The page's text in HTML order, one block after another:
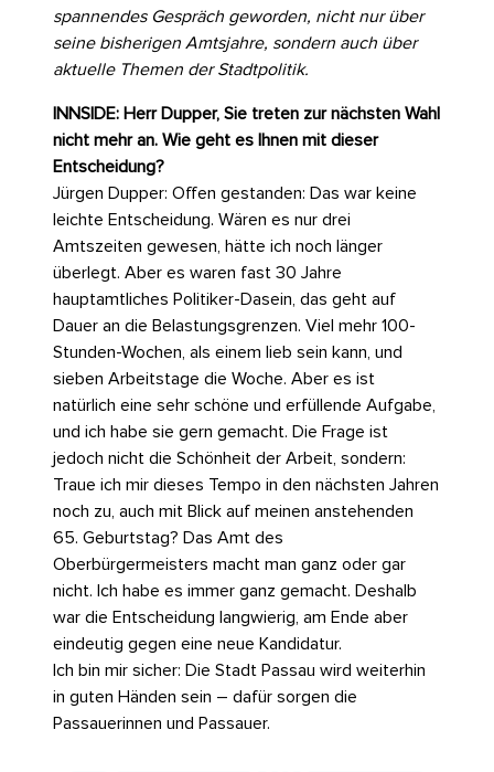
spannendes Gespräch geworden, nicht nur über
seine bisherigen Amtsjahre, sondern auch über
aktuelle Themen der Stadtpolitik.
INNSIDE: Herr Dupper, Sie treten zur nächsten Wahl
nicht mehr an. Wie geht es Ihnen mit dieser
Entscheidung?
Jürgen Dupper: Offen gestanden: Das war keine
leichte Entscheidung. Wären es nur drei
Amtszeiten gewesen, hätte ich noch länger
überlegt. Aber es waren fast 30 Jahre
hauptamtliches Politiker-Dasein, das geht auf
Dauer an die Belastungsgrenzen. Viel mehr 100-
Stunden-Wochen, als einem lieb sein kann, und
sieben Arbeitstage die Woche. Aber es ist
natürlich eine sehr schöne und erfüllende Aufgabe,
und ich habe sie gern gemacht. Die Frage ist
jedoch nicht die Schönheit der Arbeit, sondern:
Traue ich mir dieses Tempo in den nächsten Jahren
noch zu, auch mit Blick auf meinen anstehenden
65. Geburtstag? Das Amt des
Oberbürgermeisters macht man ganz oder gar
nicht. Ich habe es immer ganz gemacht. Deshalb
war die Entscheidung langwierig, am Ende aber
eindeutig gegen eine neue Kandidatur.
Ich bin mir sicher: Die Stadt Passau wird weiterhin
in guten Händen sein – dafür sorgen die
Passauerinnen und Passauer.